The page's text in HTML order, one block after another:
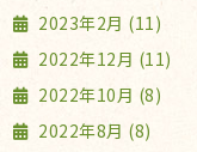
2023年2月 (11)
2022年12月 (11)
2022年10月 (8)
2022年8月 (8)